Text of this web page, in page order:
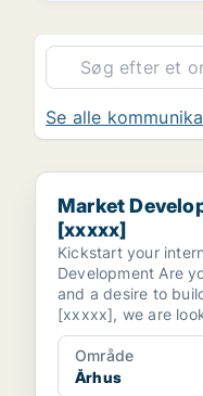
Se alle
Market
Market
[xxxxx]
Kickstart your
Development Are
and a desire to
[xxxxx], we are
Område
Århus